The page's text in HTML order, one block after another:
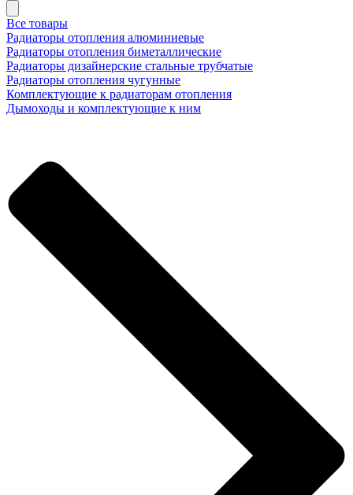
Все товары
Радиаторы отопления алюминиевые
Радиаторы отопления биметаллические
Радиаторы дизайнерские стальные трубчатые
Радиаторы отопления чугунные
Комплектующие к радиаторам отопления
Дымоходы и комплектующие к ним